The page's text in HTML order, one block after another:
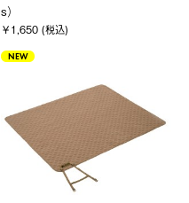
s）
￥1,650 (税込)
NEW